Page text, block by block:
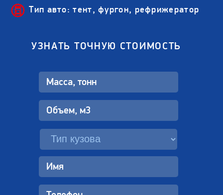
Тип авто: тент, фургон, рефрижератор
УЗНАТЬ ТОЧНУЮ СТОИМОСТЬ